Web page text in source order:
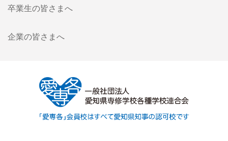
卒業生の皆さまへ
企業の皆さまへ